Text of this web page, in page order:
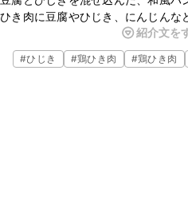
ひき肉に豆腐やひじき、にんじんな
げました。甘酸っぱいソースが相性
お試しくださいね。
紹介文を
#ひじき #鶏ひき肉 #鶏ひき肉